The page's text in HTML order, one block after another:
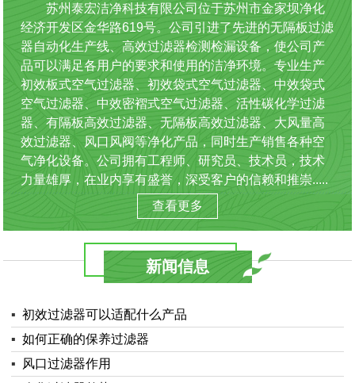
苏州泰宏洁净科技有限公司位于苏州市金家坝净化
经济开发区金华路619号。公司引进了先进的无隔板过滤
器自动化生产线、高效过滤器检测检漏设备，使公司产
品可以满足各用户的要求和使用的洁净环境。专业生产
初效板式空气过滤器、初效袋式空气过滤器、中效袋式
空气过滤器、中效密褶式空气过滤器、活性碳化学过滤
器、有隔板高效过滤器、无隔板高效过滤器、大风量高
效过滤器、风口风阀等净化产品，同时生产销售各种空
气净化设备。公司拥有工程师、研究员、技术员，技术
力量雄厚，在业内享有盛誉，深受客户的信赖和推崇.....
查看更多
新闻信息
▪ 初效过滤器可以适配什么产品
▪ 如何正确的保养过滤器
▪
风口过滤器作用